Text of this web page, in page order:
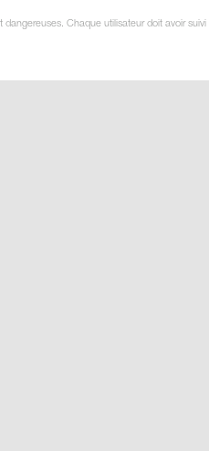
dangereuses. Chaque utilisateur doit avoir